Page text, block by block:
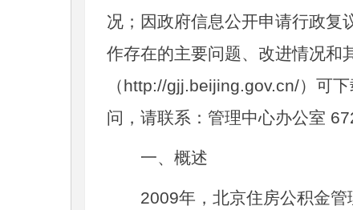
况；因政府信息公开申请行政复
作存在的主要问题、改进情况和
（http://gjj.beijing.gov.cn/）可
问，请联系：管理中心办公室
一、概述
2009年，北京住房公积金管